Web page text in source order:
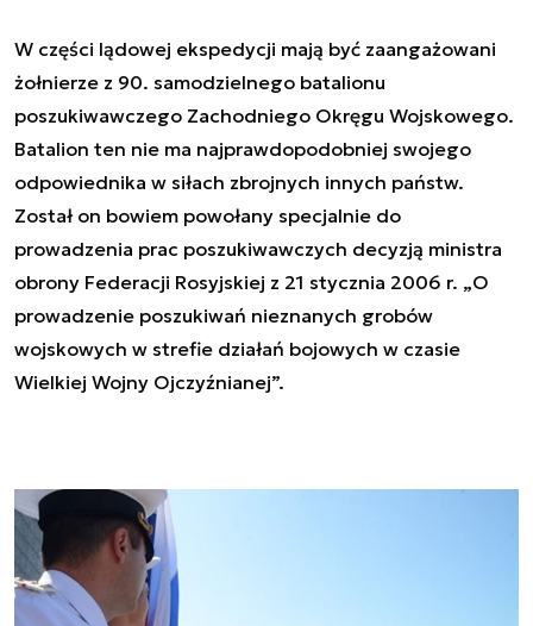
W części lądowej ekspedycji mają być zaangażowani
żołnierze z 90. samodzielnego batalionu
poszukiwawczego Zachodniego Okręgu Wojskowego.
Batalion ten nie ma najprawdopodobniej swojego
odpowiednika w siłach zbrojnych innych państw.
Został on bowiem powołany specjalnie do
prowadzenia prac poszukiwawczych decyzją ministra
obrony Federacji Rosyjskiej z 21 stycznia 2006 r. „O
prowadzenie poszukiwań nieznanych grobów
wojskowych w strefie działań bojowych w czasie
Wielkiej Wojny Ojczyźnianej”.